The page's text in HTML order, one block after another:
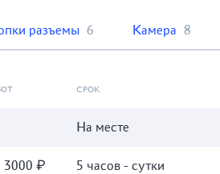
разъемы 6 Камера 8
СРОК
На месте
3000 ₽ 5 часов - сутки